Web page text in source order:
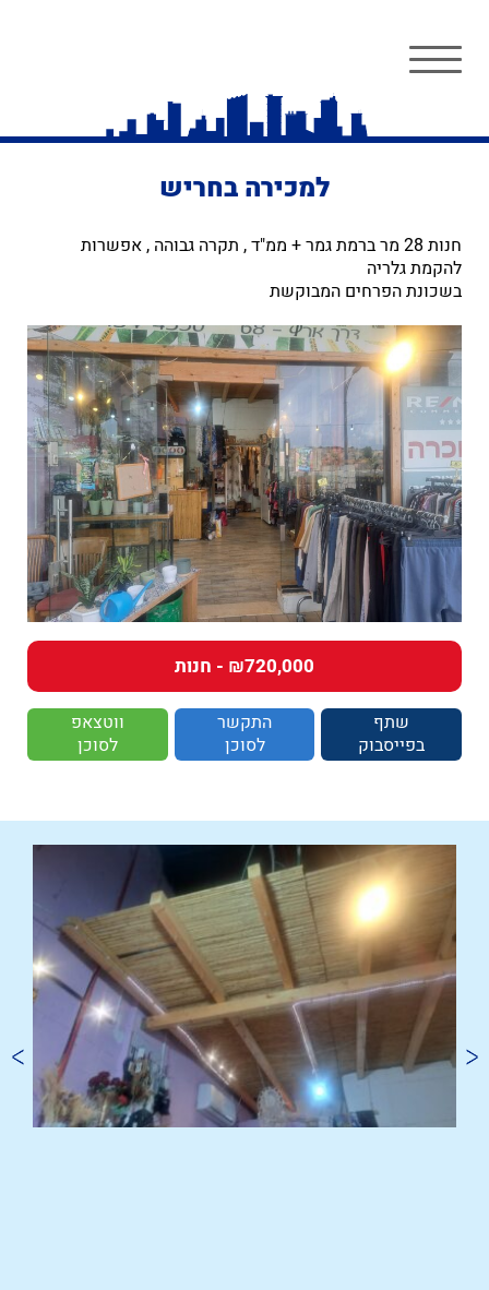
למכירה בחריש
חנות 28 מר ברמת גמר + ממ"ד , תקרה גבוהה , אפשרות
להקמת גלריה
בשכונת הפרחים המבוקשת
₪720,000 - חנות
שתף
בפייסבוק
התקשר
לסוכן
ווטצאפ
לסוכן